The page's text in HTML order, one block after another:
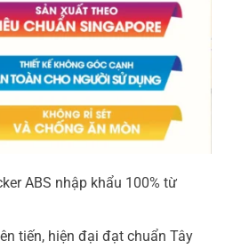
ABS nhập khẩu 100% từ
tiến, hiện đại đạt chuẩn Tây